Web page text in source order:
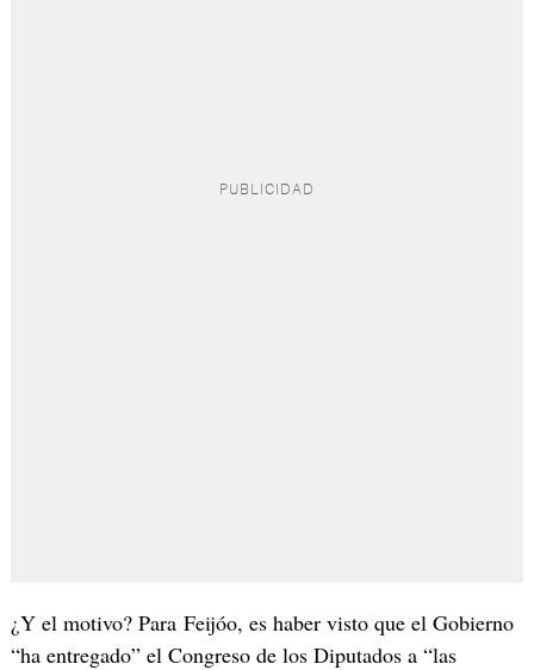
¿Y el motivo? Para Feijóo, es haber visto que el Gobierno
“ha entregado” el Congreso de los Diputados a “las